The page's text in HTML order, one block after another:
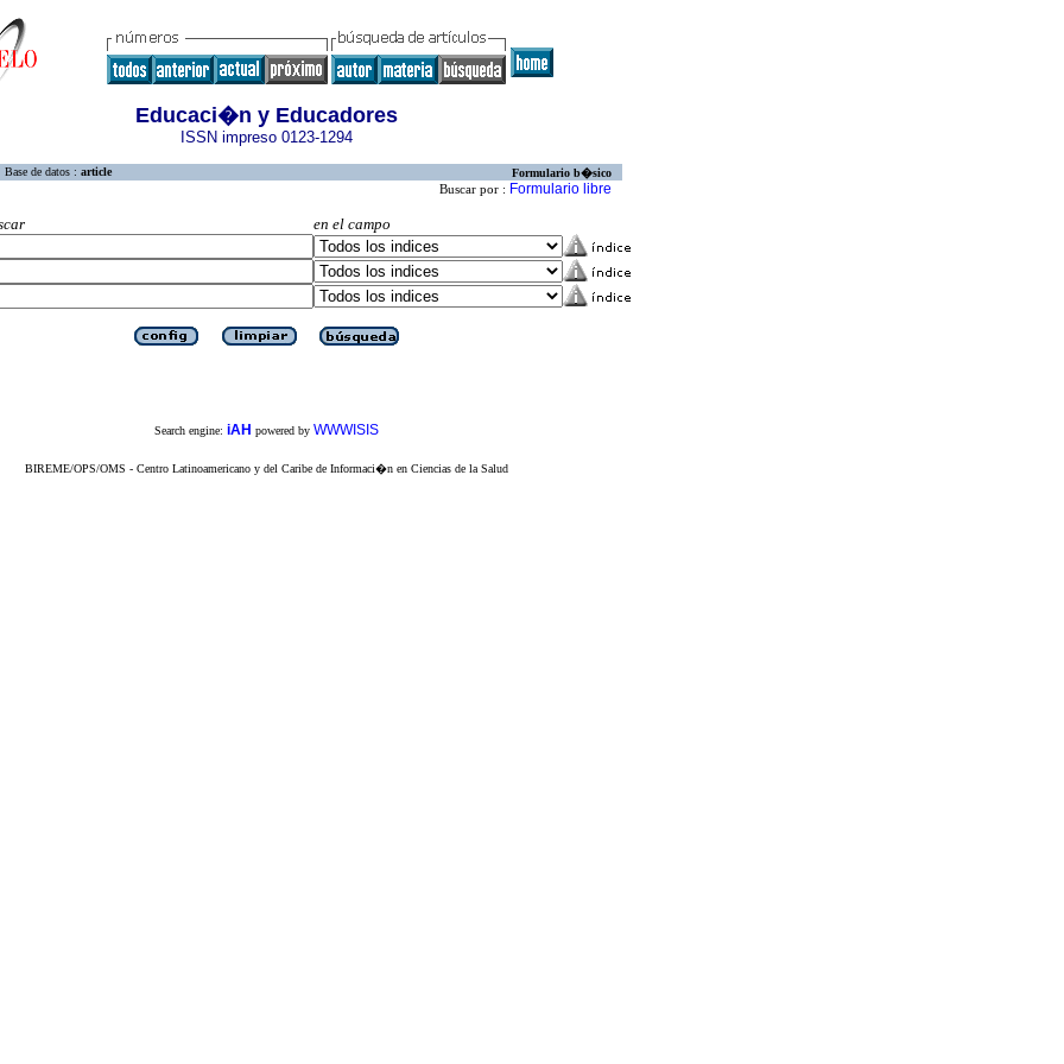
Educaci�n y Educadores
ISSN impreso 0123-1294
Base de datos : article Formulario b�sico
Buscar por : Formulario libre
en el campo
Search engine: iAH powered by WWWISIS
BIREME/OPS/OMS - Centro Latinoamericano y del Caribe de Informaci�n en Ciencias de la Salud